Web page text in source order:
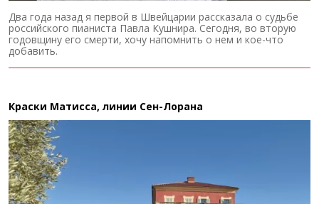
Два года назад я первой в Швейцарии рассказала о судьбе
российского пианиста Павла Кушнира. Сегодня, во вторую
годовщину его смерти, хочу напомнить о нем и кое-что
добавить.
Краски Матисса, линии Сен-Лорана